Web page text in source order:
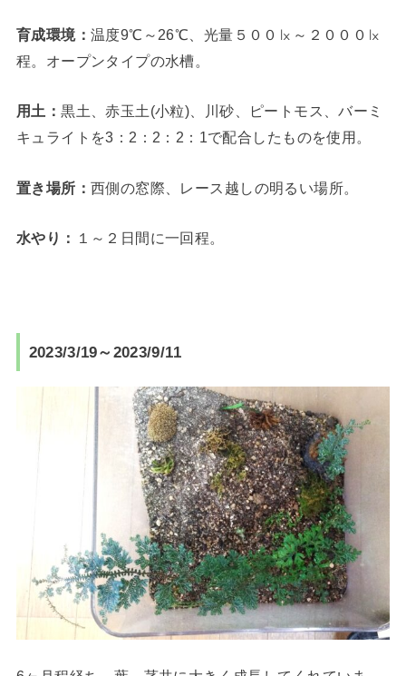
育成環境： 温度9℃～26℃、光量５００㏓～２０００㏓
程。オープンタイプの水槽。
用土：黒土、赤玉土(小粒)、川砂、ピートモス、バーミ
キュライトを3：2：2：2：1で配合したものを使用。
置き場所： 西側の窓際、レース越しの明るい場所。
水やり： １～２日間に一回程。
2023/3/19～2023/9/11